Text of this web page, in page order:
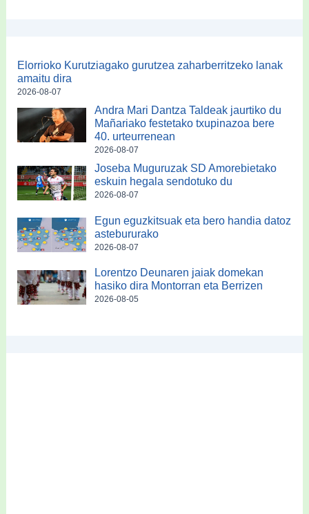
Elorrioko Kurutziagako gurutzea zaharberritzeko lanak
amaitu dira
2026-08-07
Andra Mari Dantza Taldeak jaurtiko du
Mañariako festetako txupinazoa bere
40. urteurrenean
2026-08-07
Joseba Muguruzak SD Amorebietako
eskuin hegala sendotuko du
2026-08-07
Egun eguzkitsuak eta bero handia datoz
astebururako
2026-08-07
Lorentzo Deunaren jaiak domekan
hasiko dira Montorran eta Berrizen
2026-08-05